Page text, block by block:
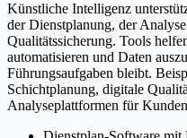
Künstliche Intelligenz
der Dienstplanung, der
Qualitätssicherung. Tools
automatisieren und Daten
Führungsaufgaben bleibt.
Schichtplanung, digitale
Analyseplattformen für